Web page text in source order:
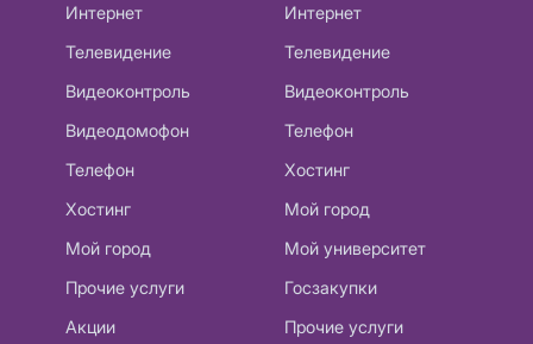
Интернет
Телевидение
Видеоконтроль
Видеодомофон
Телефон
Хостинг
Мой город
Прочие услуги
Акции
Интернет
Телевидение
Видеоконтроль
Телефон
Хостинг
Мой город
Мой университет
Госзакупки
Прочие услуги